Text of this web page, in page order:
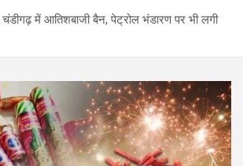
में आतिशबाजी बैन, पेट्रोल भंडारण पर भी लगी